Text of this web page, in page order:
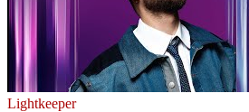
Lightkeeper